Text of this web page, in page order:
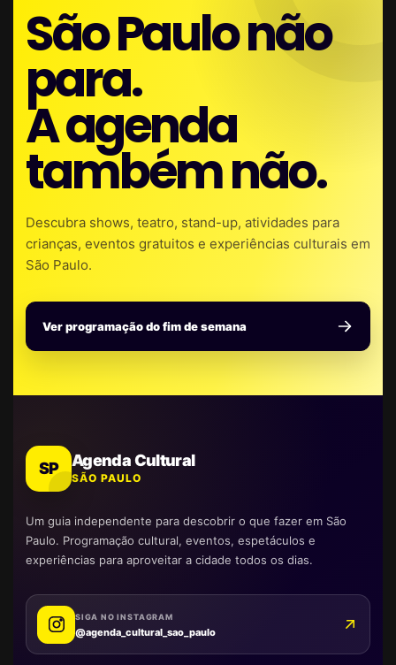
São Paulo não
para.
A agenda
também não.
Descubra shows, teatro, stand-up, atividades para
crianças, eventos gratuitos e experiências culturais em
São Paulo.
Ver programação do fim de semana
SP Agenda Cultural
SÃO PAULO
Um guia independente para descobrir o que fazer em São
Paulo. Programação cultural, eventos, espetáculos e
experiências para aproveitar a cidade todos os dias.
SIGA NO INSTAGRAM
@agenda_cultural_sao_paulo